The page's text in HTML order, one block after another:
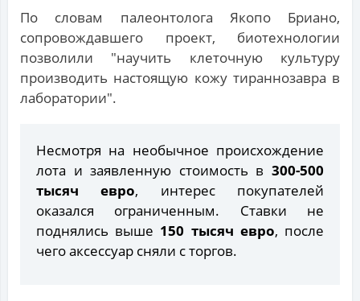
По словам палеонтолога Якопо Бриано,
сопровождавшего проект, биотехнологии
позволили "научить клеточную культуру
производить настоящую кожу тираннозавра в
лаборатории".
Несмотря на необычное происхождение
лота и заявленную стоимость в 300-500
тысяч евро, интерес покупателей
оказался ограниченным. Ставки не
поднялись выше 150 тысяч евро, после
чего аксессуар сняли с торгов.